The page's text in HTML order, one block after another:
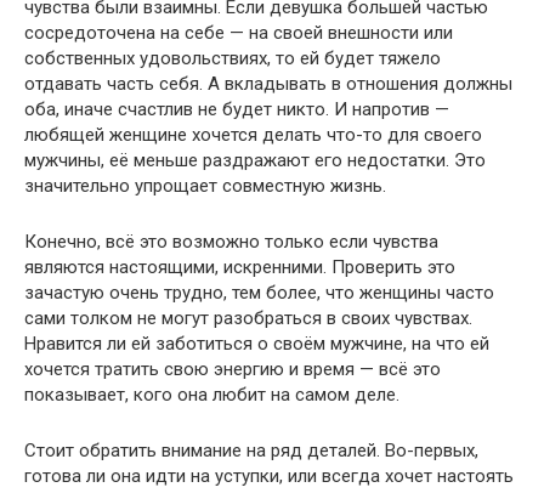
чувства были взаимны. Если девушка большей частью
сосредоточена на себе — на своей внешности или
собственных удовольствиях, то ей будет тяжело
отдавать часть себя. А вкладывать в отношения должны
оба, иначе счастлив не будет никто. И напротив —
любящей женщине хочется делать что-то для своего
мужчины, её меньше раздражают его недостатки. Это
значительно упрощает совместную жизнь.
Конечно, всё это возможно только если чувства
являются настоящими, искренними. Проверить это
зачастую очень трудно, тем более, что женщины часто
сами толком не могут разобраться в своих чувствах.
Нравится ли ей заботиться о своём мужчине, на что ей
хочется тратить свою энергию и время — всё это
показывает, кого она любит на самом деле.
Стоит обратить внимание на ряд деталей. Во-первых,
готова ли она идти на уступки, или всегда хочет настоять